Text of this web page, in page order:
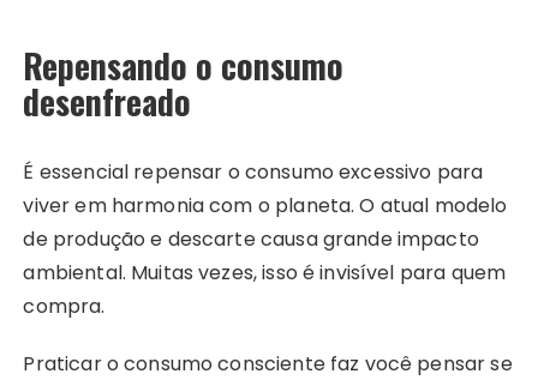
Repensando o consumo
desenfreado
É essencial repensar o consumo excessivo para
viver em harmonia com o planeta. O atual modelo
de produção e descarte causa grande impacto
ambiental. Muitas vezes, isso é invisível para quem
compra.
Praticar o consumo consciente faz você pensar se